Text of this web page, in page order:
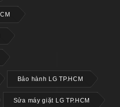
Bảo hành LG TP.HCM
Sửa máy giặt LG TP.HCM